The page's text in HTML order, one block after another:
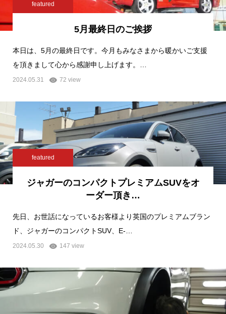
featured
5月最終日のご挨拶
本日は、5月の最終日です。今月もみなさまから暖かいご支援
を頂きまして心から感謝申し上げます。…
2024.05.31 72 view
featured
ジャガーのコンパクトプレミアムSUVをオ
ーダー頂き…
先日、お世話になっているお客様より英国のプレミアムブラン
ド、ジャガーのコンパクトSUV、E-…
2024.05.30 147 view